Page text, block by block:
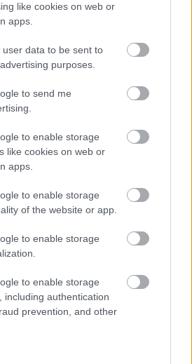
like cookies on web or
apps.
user data to be sent to
purposes.
to send me
to enable storage
like cookies on web or
apps.
to enable storage
of the website or app.
to enable storage
to enable storage
including authentication
prevention, and other
BL-gólt szerző
tudtunk Sarrival
előre mentem"
gólja a Lazióban védő Ivan
helyezkedett mostani
Elolvasom
hogy a Csakfoci az elsők
a Google-találatokban
a cikk? Megosztanád?